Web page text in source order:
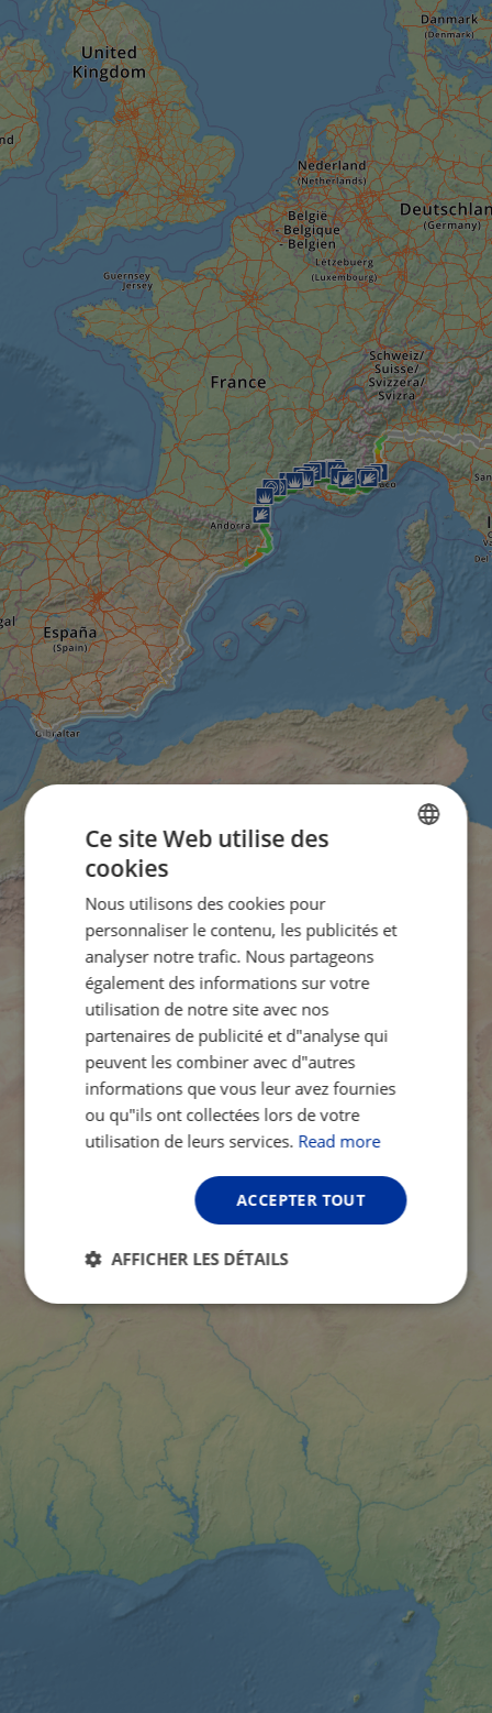
Ce site Web utilise des
cookies
Nous utilisons des cookies pour
personnaliser le contenu, les publicités et
analyser notre trafic. Nous partageons
également des informations sur votre
utilisation de notre site avec nos
partenaires de publicité et d"analyse qui
peuvent les combiner avec d"autres
informations que vous leur avez fournies
ou qu"ils ont collectées lors de votre
utilisation de leurs services. Read more
ACCEPTER TOUT
AFFICHER LES DÉTAILS
Strictement
nécessaires
Performance Ciblage
Fonctionnalité Non classifiés
Strictement nécessaires
Performance
Non classifiés